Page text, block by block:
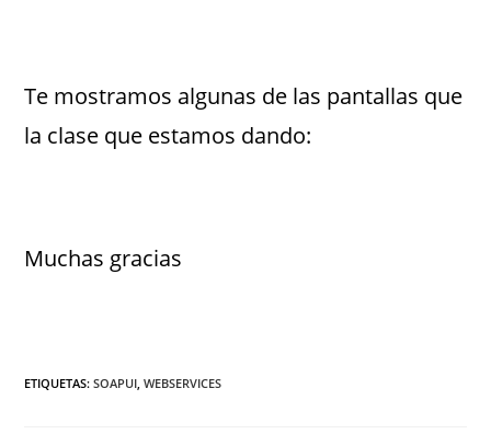
Te mostramos algunas de las pantallas que
la clase que estamos dando:
Muchas gracias
ETIQUETAS:SOAPUI, WEBSERVICES